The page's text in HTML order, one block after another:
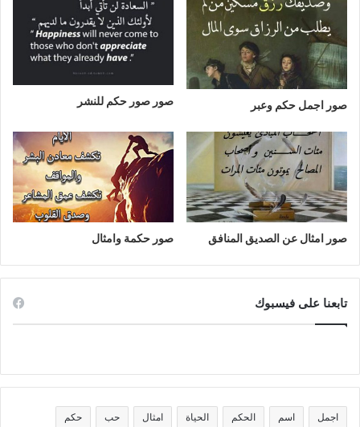
صور اجمل حكم وعبر صور صور حكم للنشر
صور امثال عن الصديق المنافق صور حكمة وامثال
تابعنا على فيسبوك
اجمل اسم الحكم الحياة امثال حب حكم